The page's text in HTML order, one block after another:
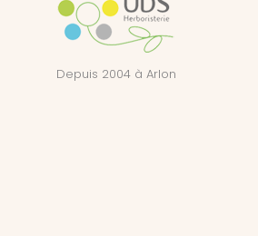
Depuis 2004 à Arlon